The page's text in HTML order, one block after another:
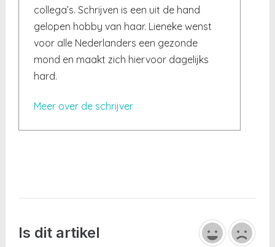
collega’s. Schrijven is een uit de hand
gelopen hobby van haar. Lieneke wenst
voor alle Nederlanders een gezonde
mond en maakt zich hiervoor dagelijks
hard.
Meer over de schrijver
Is dit artikel